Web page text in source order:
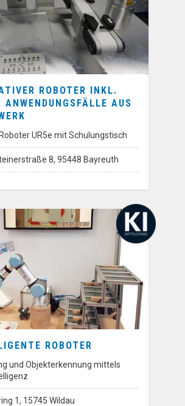
ROBOTER INKL.
ANWENDUNGSFÄLLE AUS
UR5e mit Schulungstisch
8, 95448 Bayreuth
ROBOTER
und Objekterkennung mittels
1, 15745 Wildau